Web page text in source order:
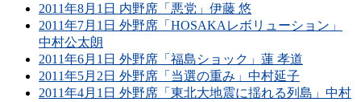
2011年8月1日 内野席「悪党」伊藤 悠
2011年7月1日 外野席「HOSAKAレボリューション」
中村公太朗
2011年6月1日 外野席「福島ショック」蓮 孝道
2011年5月2日 外野席「当選の重み」中村延子
2011年4月1日 外野席「東北大地震に揺れる列島」中村